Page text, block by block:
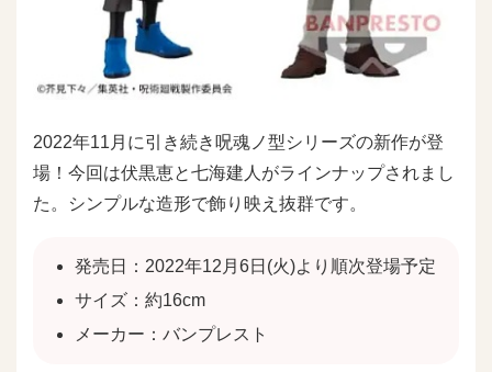
2022年11月に引き続き呪魂ノ型シリーズの新作が登
場！今回は伏黒恵と七海建人がラインナップされまし
た。シンプルな造形で飾り映え抜群です。
発売日：2022年12月6日(火)より順次登場予定
サイズ：約16cm
メーカー：バンプレスト